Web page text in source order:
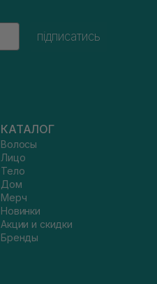
підписатись
КАТАЛОГ
Волосы
Лицо
Тело
Дом
Мерч
Новинки
Акции и скидки
Бренды